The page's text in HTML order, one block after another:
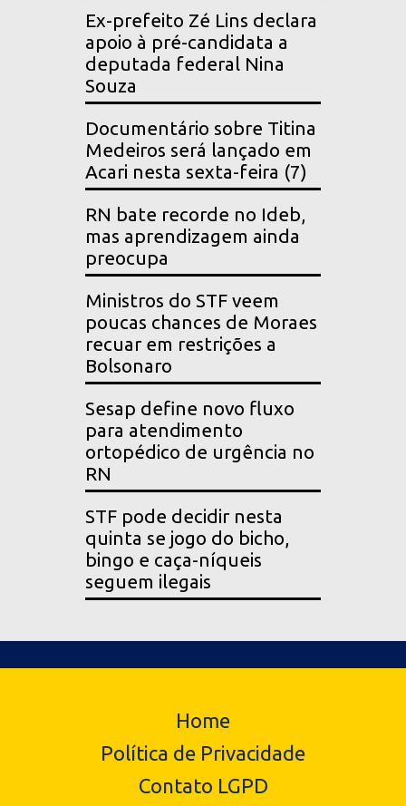
Ex-prefeito Zé Lins declara
apoio à pré-candidata a
deputada federal Nina
Souza
Documentário sobre Titina
Medeiros será lançado em
Acari nesta sexta-feira (7)
RN bate recorde no Ideb,
mas aprendizagem ainda
preocupa
Ministros do STF veem
poucas chances de Moraes
recuar em restrições a
Bolsonaro
Sesap define novo fluxo
para atendimento
ortopédico de urgência no
RN
STF pode decidir nesta
quinta se jogo do bicho,
bingo e caça-níqueis
seguem ilegais
Home
Política de Privacidade
Contato LGPD